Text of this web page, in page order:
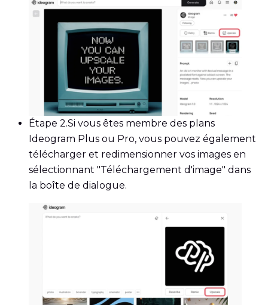
Étape 2.Si vous êtes membre des plans
Ideogram Plus ou Pro, vous pouvez également
télécharger et redimensionner vos images en
sélectionnant "Téléchargement d'image" dans
la boîte de dialogue.